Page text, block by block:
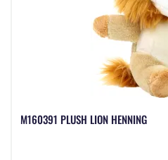
M160391 PLUSH LION HENNING